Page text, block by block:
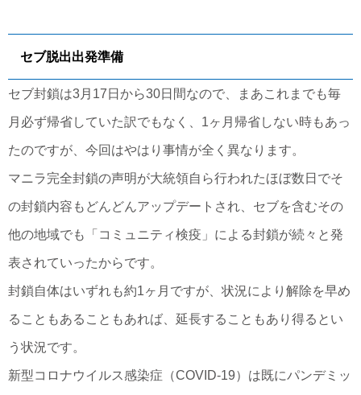
セブ脱出出発準備
セブ封鎖は3月17日から30日間なので、まあこれまでも毎
月必ず帰省していた訳でもなく、1ヶ月帰省しない時もあっ
たのですが、今回はやはり事情が全く異なります。
マニラ完全封鎖の声明が大統領自ら行われたほぼ数日でそ
の封鎖内容もどんどんアップデートされ、セブを含むその
他の地域でも「コミュニティ検疫」による封鎖が続々と発
表されていったからです。
封鎖自体はいずれも約1ヶ月ですが、状況により解除を早め
ることもあることもあれば、延長することもあり得るとい
う状況です。
新型コロナウイルス感染症（COVID-19）は既にパンデミッ